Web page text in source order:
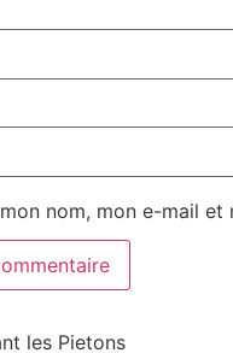
nom, mon e-mail
les Pietons